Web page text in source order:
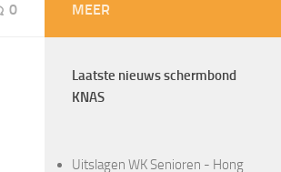
0 MEER
Laatste nieuws schermbond
KNAS
Uitslagen WK Senioren - Hong